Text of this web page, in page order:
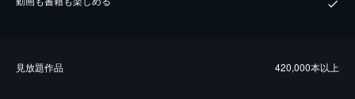
⾒放題作品 420,000本以上